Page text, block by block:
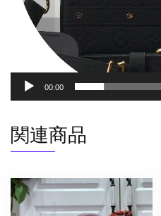
レ
ー
ー
ル
金
具
00:00
関連商品